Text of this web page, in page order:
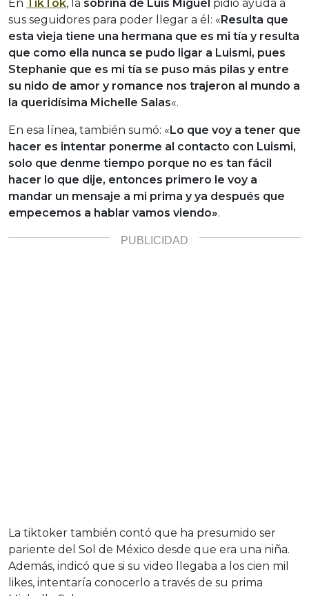
En TikTok, la sobrina de Luis Miguel pidió ayuda a
sus seguidores para poder llegar a él: « Resulta que
esta vieja tiene una hermana que es mi tía y resulta
que como ella nunca se pudo ligar a Luismi, pues
Stephanie que es mi tía se puso más pilas y entre
su nido de amor y romance nos trajeron al mundo a
la queridísima Michelle Salas«.
En esa línea, también sumó: « Lo que voy a tener que
hacer es intentar ponerme al contacto con Luismi,
solo que denme tiempo porque no es tan fácil
hacer lo que dije, entonces primero le voy a
mandar un mensaje a mi prima y ya después que
empecemos a hablar vamos viendo».
La tiktoker también contó que ha presumido ser
pariente del Sol de México desde que era una niña.
Además, indicó que si su video llegaba a los cien mil
likes, intentaría conocerlo a través de su prima